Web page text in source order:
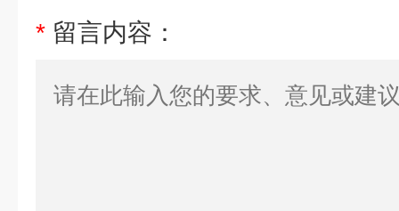
* 留言内容：